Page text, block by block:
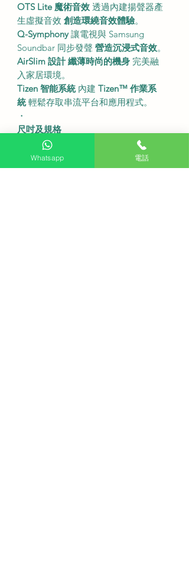
OTS Lite 魔術音效 透過內建揚聲器產
生虛擬音效 創造環繞音效體驗。
Q-Symphony讓電視與 Samsung
Soundbar 同步發聲 營造沉浸式音效。
AirSlim 設計 纖薄時尚的機身 完美融
入家居環境。
Tizen 智能系統內建 Tizen™ 作業系
統輕鬆存取串流平台和應用程式。
・
尺吋及規格
QA75Q8F。
螢幕尺寸75 吋。
解像度4K (3840 x 2160)。
Whatsapp 電話